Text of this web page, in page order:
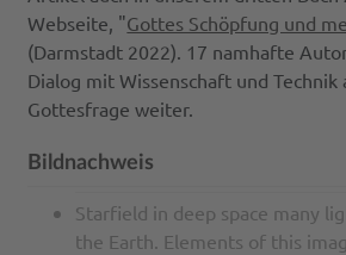
Webseite, "Gottes Schöpfung und
(Darmstadt 2022). 17 namhafte
Dialog mit Wissenschaft und Technik
Gottesfrage weiter.
Bildnachweis
Starfield in deep space many
the Earth. Elements of this